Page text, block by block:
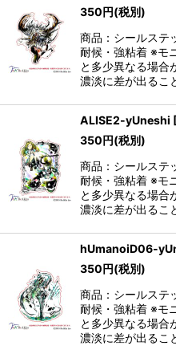
350円(税別)
商品：シールステ
耐候・強粘着 ※モ
と多少異なる場合
濃淡に差が出るこ
ALISE2-yUneshi
350円(税別)
商品：シールステ
耐候・強粘着 ※モ
と多少異なる場合
濃淡に差が出るこ
hUmanoiD06-
350円(税別)
商品：シールステ
耐候・強粘着 ※モ
と多少異なる場合
濃淡に差が出るこ